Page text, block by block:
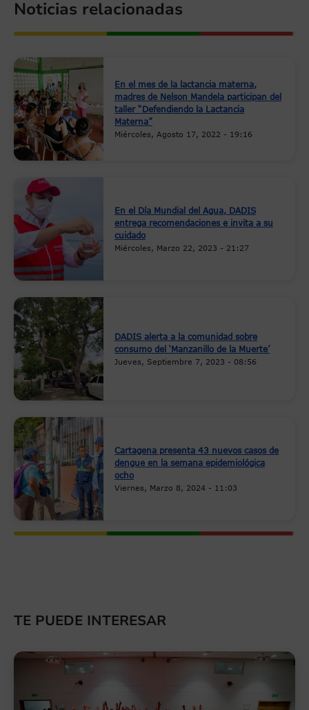
Noticias relacionadas
En el mes de la lactancia materna,
madres de Nelson Mandela participan del
taller “Defendiendo la Lactancia
Materna”
Miércoles, Agosto 17, 2022 - 19:16
En el Día Mundial del Agua, DADIS
entrega recomendaciones e invita a su
cuidado
Miércoles, Marzo 22, 2023 - 21:27
DADIS alerta a la comunidad sobre
consumo del ‘Manzanillo de la Muerte’
Jueves, Septiembre 7, 2023 - 08:56
Cartagena presenta 43 nuevos casos de
dengue en la semana epidemiológica
ocho
Viernes, Marzo 8, 2024 - 11:03
TE PUEDE INTERESAR